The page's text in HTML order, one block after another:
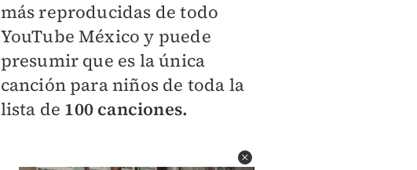
más reproducidas de todo
YouTube México y puede
presumir que es la única
canción para niños de toda la
lista de 100 canciones.